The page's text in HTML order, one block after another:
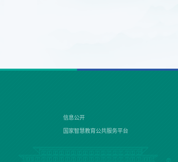
信息公开
国家智慧教育公共服务平台